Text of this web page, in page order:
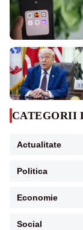
CATEGORII
Actualitate
Politica
Economie
Social